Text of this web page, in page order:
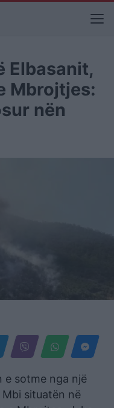
Elbasanit,
Mbrojtjes:
nën
e sotme nga një
situatën në